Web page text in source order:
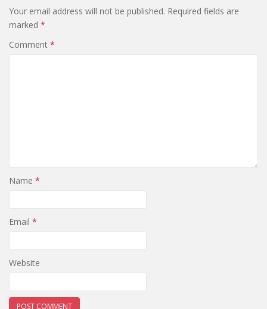
Your email address will not be published. Required fields are
marked *
Comment *
Name *
Email *
Website